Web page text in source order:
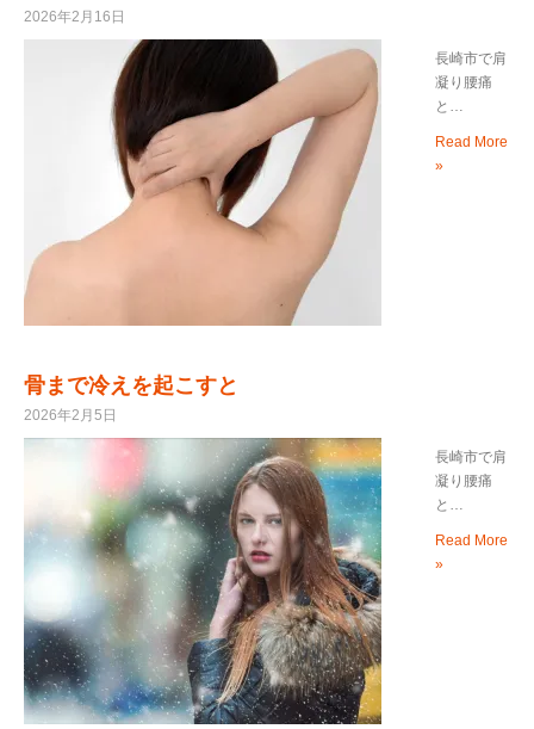
2026年2月16日
長崎市で肩
凝り腰痛
と…
Read More
»
骨まで冷えを起こすと
2026年2月5日
長崎市で肩
凝り腰痛
と…
Read More
»